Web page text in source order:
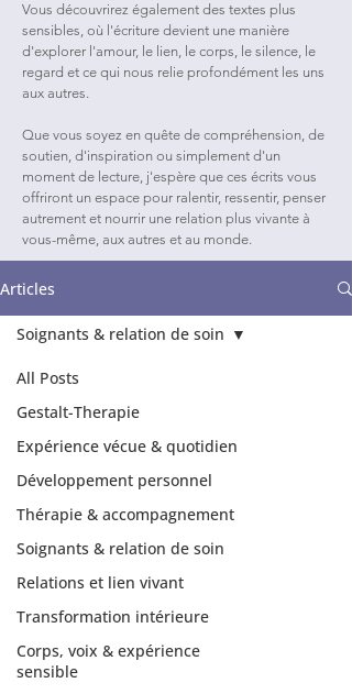
Vous découvrirez également des textes plus
sensibles, où l'écriture devient une manière
d'explorer l'amour, le lien, le corps, le silence, le
regard et ce qui nous relie profondément les uns
aux autres.
Que vous soyez en quête de compréhension, de
soutien, d'inspiration ou simplement d'un
moment de lecture, j'espère que ces écrits vous
offriront un espace pour ralentir, ressentir, penser
autrement et nourrir une relation plus vivante à
vous-même, aux autres et au monde.
Articles
All Posts
Gestalt-Therapie
Expérience vécue & quotidien
Développement personnel
Thérapie & accompagnement
Soignants & relation de soin
Relations et lien vivant
Transformation intérieure
Corps, voix & expérience
sensible
Soignants & relation de soin